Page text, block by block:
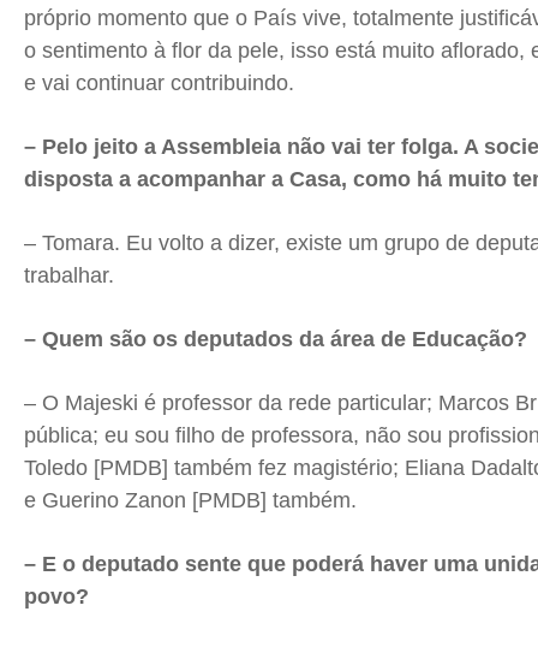
próprio momento que o País vive, totalmente
o sentimento à flor da pele, isso está muito aflorado,
e vai continuar contribuindo.
– Pelo jeito a Assembleia não vai ter folga. A
disposta a acompanhar a Casa, como há muito
– Tomara. Eu volto a dizer, existe um grupo de
trabalhar.
– Quem são os deputados da área de Educação?
– O Majeski é professor da rede particular; Marcos
pública; eu sou filho de professora, não sou
Toledo [PMDB] também fez magistério; Eliana
e Guerino Zanon [PMDB] também.
– E o deputado sente que poderá haver uma
povo?